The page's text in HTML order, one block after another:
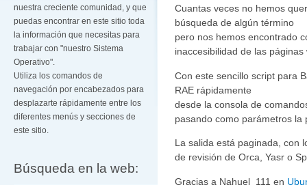
nuestra creciente comunidad, y que
puedas encontrar en este sitio toda
la información que necesitas para
trabajar con "nuestro Sistema
Operativo".
Utiliza los comandos de
navegación por encabezados para
desplazarte rápidamente entre los
diferentes menús y secciones de
este sitio.
Búsqueda en la web:
Cuantas veces no hemos
búsqueda de algún término
pero nos hemos encontrado
inaccesibilidad de las páginas
Con este sencillo script para
RAE rápidamente
desde la consola de
pasando como parámetros la
La salida está paginada, con
de revisión de Orca, Yasr o
Gracias a Nahuel_111 en